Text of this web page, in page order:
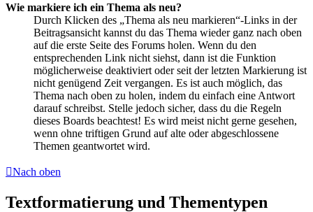
Wie markiere ich ein Thema als neu?
Durch Klicken des „Thema als neu markieren“-Links in der
Beitragsansicht kannst du das Thema wieder ganz nach oben
auf die erste Seite des Forums holen. Wenn du den
entsprechenden Link nicht siehst, dann ist die Funktion
möglicherweise deaktiviert oder seit der letzten Markierung ist
nicht genügend Zeit vergangen. Es ist auch möglich, das
Thema nach oben zu holen, indem du einfach eine Antwort
darauf schreibst. Stelle jedoch sicher, dass du die Regeln
dieses Boards beachtest! Es wird meist nicht gerne gesehen,
wenn ohne triftigen Grund auf alte oder abgeschlossene
Themen geantwortet wird.
Nach oben
Textformatierung und Thementypen